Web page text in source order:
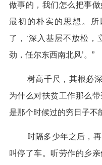
做事的，我们怎么把事
最初的朴实的思想。
了，‘深入基层不放松
劲，任尔东西南北风’。”
树高千尺，其根必
为什么对扶贫工作那么
是那个时候过的穷日子不
时隔多少年之后，
叫停了车。听劳作的乡